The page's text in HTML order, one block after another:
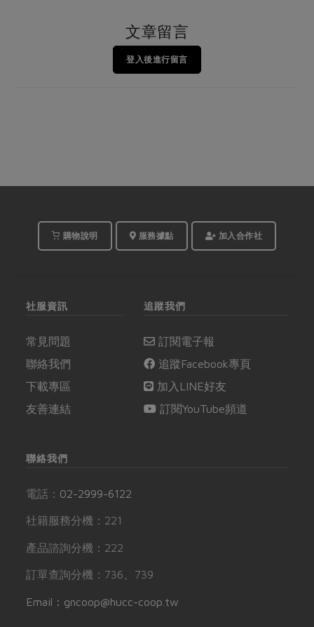
文章留言
登入後進行留言
購物說明 服務據點 加入合作社
社服資訊
常見問題
聯絡我們
下載專區
友善連結
追蹤我們
訂閱電子報
追蹤Facebook專頁
加入LINE好友
訂閱YouTube頻道
聯絡我們
電話： 02-2999-6122
社籍服務分機：221
產品諮詢分機：222
訂單查詢分機：736、739
Email：gncoop@hucc-coop.tw